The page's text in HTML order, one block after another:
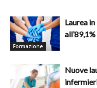
Formazione
Laurea
Nuove